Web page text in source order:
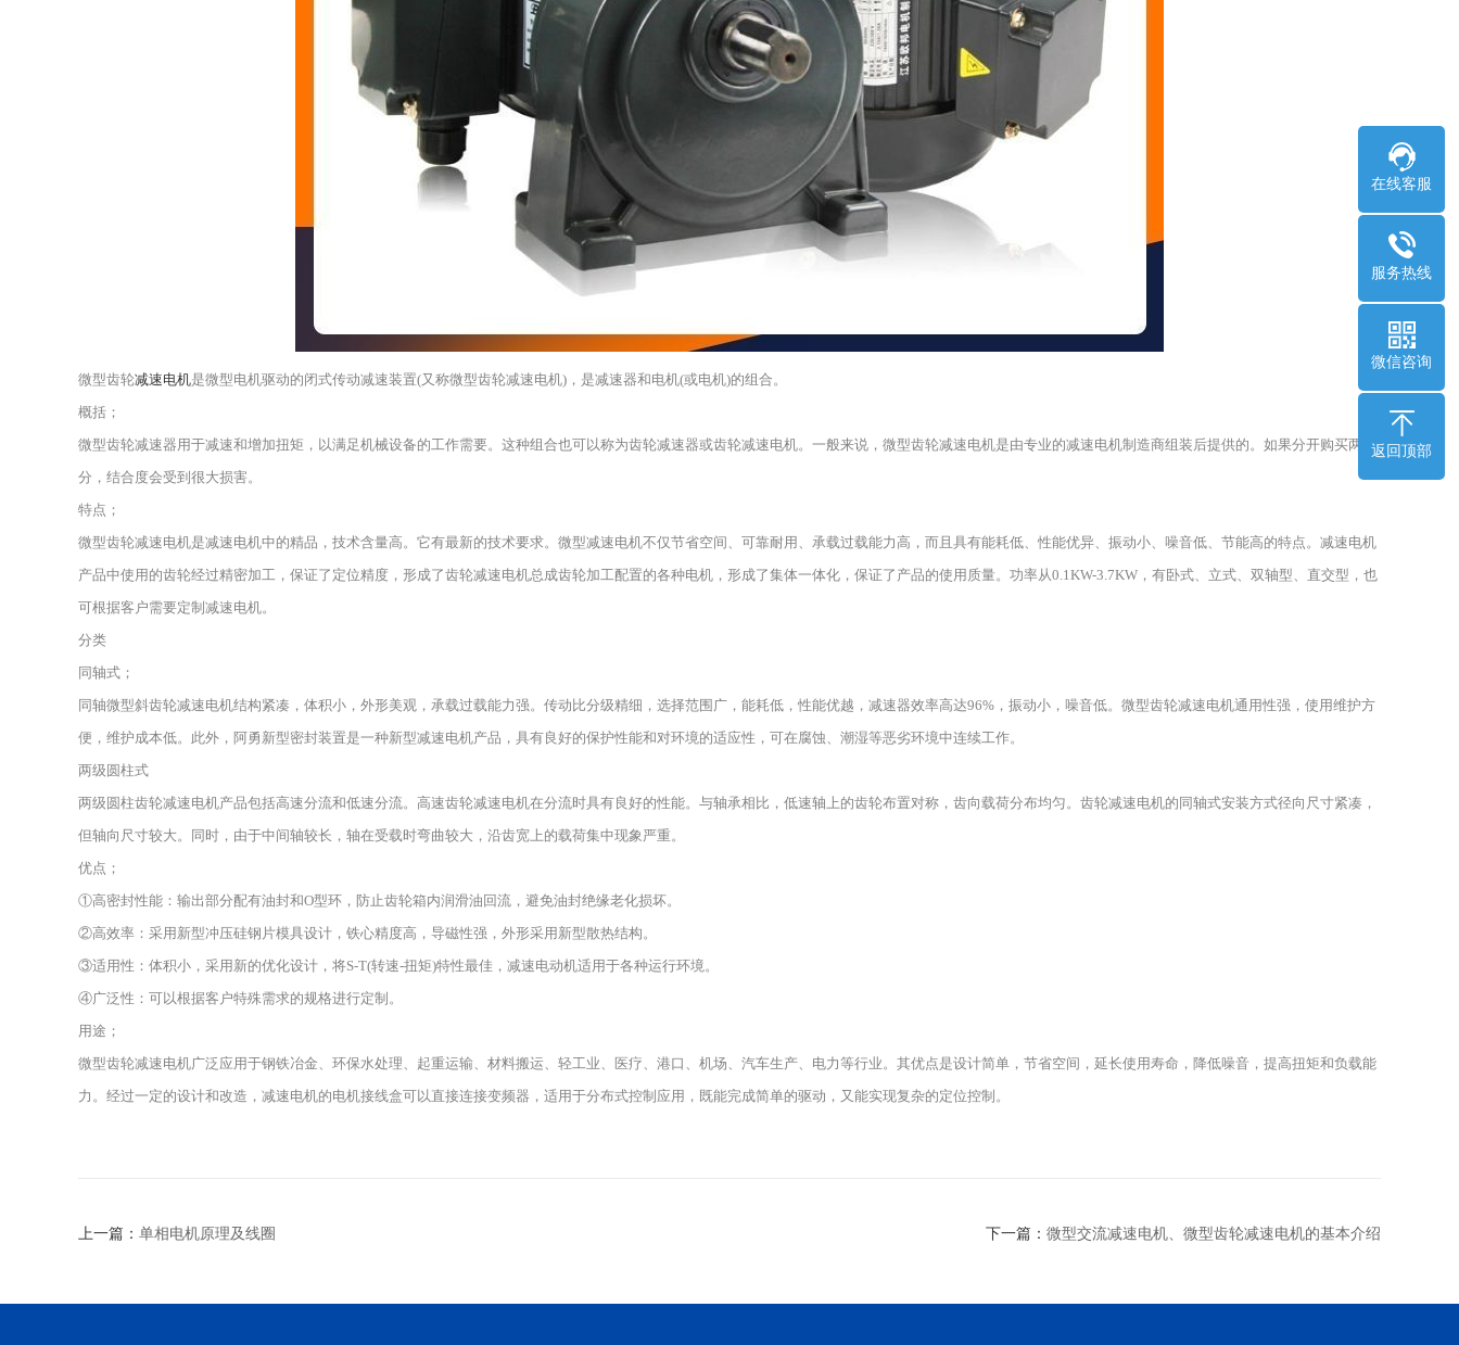
微型齿轮减速电机是微型电机驱动的闭式传动减速装置(又称微型齿轮减速电机)，是减速器和电机(或电机)的组合。
概括；
微型齿轮减速器用于减速和增加扭矩，以满足机械设备的工作需要。这种组合也可以称为齿轮减速器或齿轮减速电机。一般来说，微型齿轮减速电机是由专业的减速电机制造商组装后提供的。如果分开购买两部
分，结合度会受到很大损害。
特点；
微型齿轮减速电机是减速电机中的精品，技术含量高。它有最新的技术要求。微型减速电机不仅节省空间、可靠耐用、承载过载能力高，而且具有能耗低、性能优异、振动小、噪音低、节能高的特点。减速电机
产品中使用的齿轮经过精密加工，保证了定位精度，形成了齿轮减速电机总成齿轮加工配置的各种电机，形成了集体一体化，保证了产品的使用质量。功率从0.1KW-3.7KW，有卧式、立式、双轴型、直交型，也
可根据客户需要定制减速电机。
分类
同轴式；
同轴微型斜齿轮减速电机结构紧凑，体积小，外形美观，承载过载能力强。传动比分级精细，选择范围广，能耗低，性能优越，减速器效率高达96%，振动小，噪音低。微型齿轮减速电机通用性强，使用维护方
便，维护成本低。此外，阿勇新型密封装置是一种新型减速电机产品，具有良好的保护性能和对环境的适应性，可在腐蚀、潮湿等恶劣环境中连续工作。
两级圆柱式
两级圆柱齿轮减速电机产品包括高速分流和低速分流。高速齿轮减速电机在分流时具有良好的性能。与轴承相比，低速轴上的齿轮布置对称，齿向载荷分布均匀。齿轮减速电机的同轴式安装方式径向尺寸紧凑，
但轴向尺寸较大。同时，由于中间轴较长，轴在受载时弯曲较大，沿齿宽上的载荷集中现象严重。
优点；
①高密封性能：输出部分配有油封和O型环，防止齿轮箱内润滑油回流，避免油封绝缘老化损坏。
②高效率：采用新型冲压硅钢片模具设计，铁心精度高，导磁性强，外形采用新型散热结构。
③适用性：体积小，采用新的优化设计，将S-T(转速-扭矩)特性最佳，减速电动机适用于各种运行环境。
④广泛性：可以根据客户特殊需求的规格进行定制。
用途；
微型齿轮减速电机广泛应用于钢铁冶金、环保水处理、起重运输、材料搬运、轻工业、医疗、港口、机场、汽车生产、电力等行业。其优点是设计简单，节省空间，延长使用寿命，降低噪音，提高扭矩和负载能
力。经过一定的设计和改造，减速电机的电机接线盒可以直接连接变频器，适用于分布式控制应用，既能完成简单的驱动，又能实现复杂的定位控制。
上一篇： 单相电机原理及线圈 下一篇： 微型交流减速电机、微型齿轮减速电机的基本介绍
在线客服
服务热线
微信咨询
返回顶部